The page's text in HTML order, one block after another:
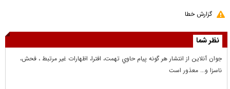
گزارش خطا
نظر شما
جوان آنلاين از انتشار هر گونه پيام حاوي تهمت، افترا، اظهارات غير مرتبط ، فحش،
ناسزا و... معذور است